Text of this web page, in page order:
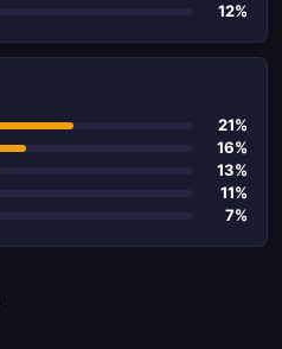
12%
21%
16%
13%
11%
7%